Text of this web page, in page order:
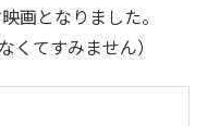
画となりました。
くてすみません）